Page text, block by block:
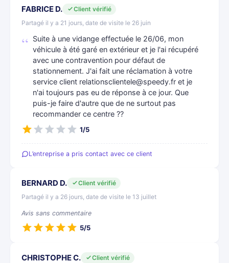
FABRICE D.
Client vérifié
Partagé il y a 21 jours, date de visite le 26 juin
Suite à une vidange effectuée le 26/06, mon
véhicule à été garé en extérieur et je l'ai récupéré
avec une contravention pour défaut de
stationnement. J'ai fait une réclamation à votre
service client relationsclientele@speedy.fr et je
n'ai toujours pas eu de réponse à ce jour. Que
puis-je faire d'autre que de ne surtout pas
recommander ce centre ??
1/5
L’entreprise a pris contact avec ce client
BERNARD D.
Client vérifié
Partagé il y a 26 jours, date de visite le 13 juillet
Avis sans commentaire
5/5
CHRISTOPHE C.
Client vérifié